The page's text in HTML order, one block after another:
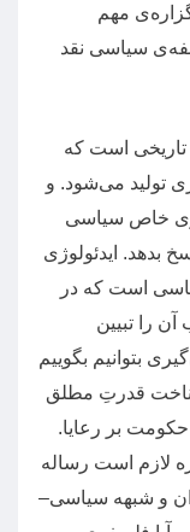
مهم
سیاسی نقد
است که
تولید می‌شود. و
خاص سیاسی
بدهد. ایدئولوژی
است که در
را تبیین
بتوانیم بگوییم
قدرتِ مطلق
بر رعایا.
لازم است رساله
و شبهه سیاسی–